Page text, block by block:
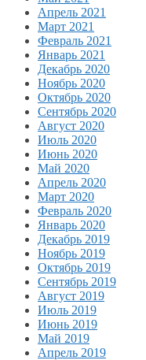
Апрель 2021
Март 2021
Февраль 2021
Январь 2021
Декабрь 2020
Ноябрь 2020
Октябрь 2020
Сентябрь 2020
Август 2020
Июль 2020
Июнь 2020
Май 2020
Апрель 2020
Март 2020
Февраль 2020
Январь 2020
Декабрь 2019
Ноябрь 2019
Октябрь 2019
Сентябрь 2019
Август 2019
Июль 2019
Июнь 2019
Май 2019
Апрель 2019